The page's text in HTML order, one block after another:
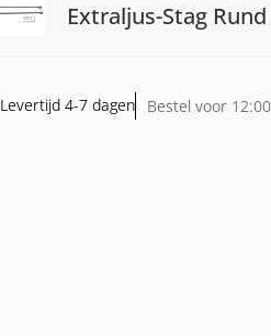
Extraljus-Stag
Levertijd 4-7 dagen Bestel voor